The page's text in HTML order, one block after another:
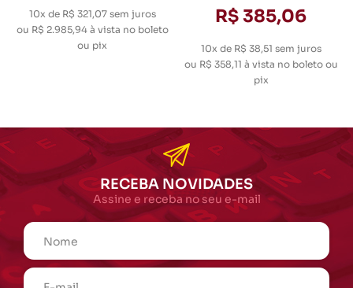
10x de R$ 321,07 sem juros
ou R$ 2.985,94à vista no boleto
ou pix
R$ 385,06
10x de R$ 38,51 sem juros
ou R$ 358,11 à vista no boleto ou
pix
RECEBA NOVIDADES
Assine e receba no seu e-mail